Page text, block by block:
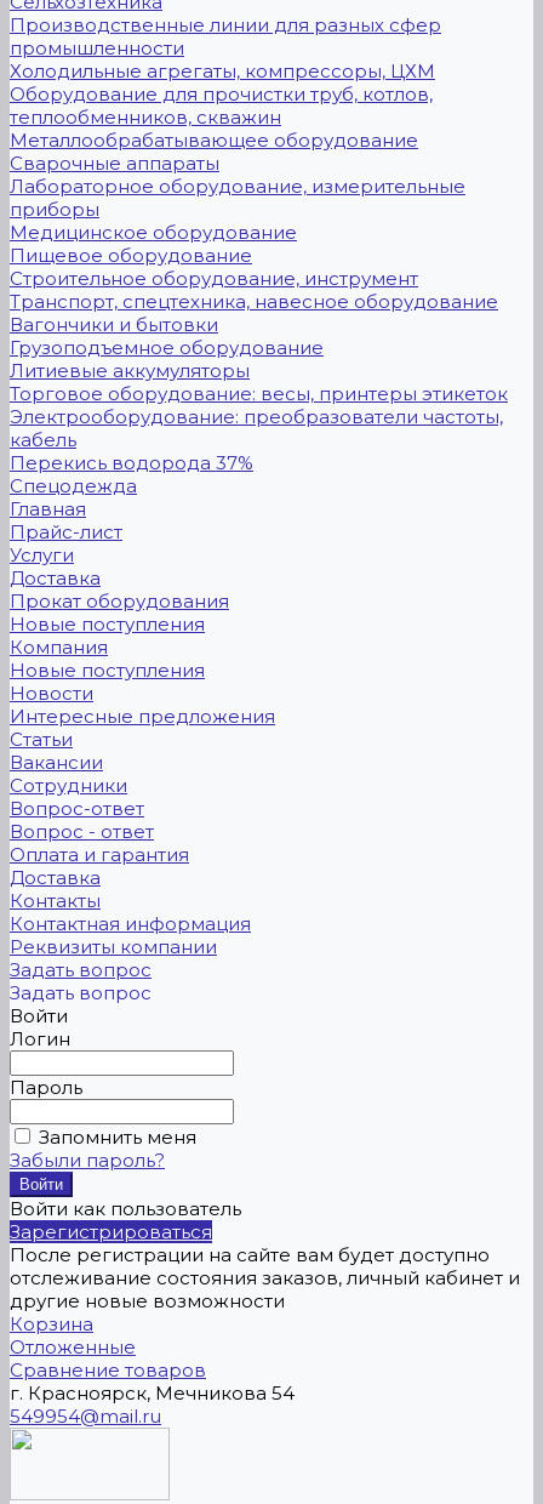
Производственные линии для разных сфер
промышленности
Холодильные агрегаты, компрессоры, ЦХМ
Оборудование для прочистки труб, котлов,
теплообменников, скважин
Металлообрабатывающее оборудование
Сварочные аппараты
Лабораторное оборудование, измерительные
приборы
Медицинское оборудование
Пищевое оборудование
Строительное оборудование, инструмент
Транспорт, спецтехника, навесное оборудование
Вагончики и бытовки
Грузоподъемное оборудование
Литиевые аккумуляторы
Торговое оборудование: весы, принтеры этикеток
Электрооборудование: преобразователи частоты,
кабель
Перекись водорода 37%
Спецодежда
Главная
Прайс-лист
Услуги
Доставка
Прокат оборудования
Новые поступления
Компания
Новые поступления
Новости
Интересные предложения
Статьи
Вакансии
Сотрудники
Вопрос-ответ
Вопрос - ответ
Оплата и гарантия
Доставка
Контакты
Контактная информация
Реквизиты компании
Задать вопрос
Задать вопрос
Войти
Логин
Пароль
Запомнить меня
Забыли пароль?
Войти как пользователь
Зарегистрироваться
После регистрации на сайте вам будет доступно
отслеживание состояния заказов, личный кабинет и
другие новые возможности
Корзина
Отложенные
Сравнение товаров
г. Красноярск, Мечникова 54
549954@mail.ru